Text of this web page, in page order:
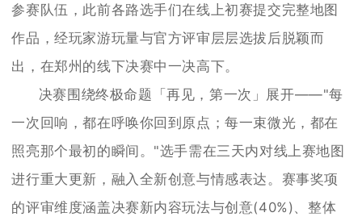
参赛队伍，此前各路选手们在线上初赛提交完整地图
作品，经玩家游玩量与官方评审层层选拔后脱颖而
出，在郑州的线下决赛中一决高下。
决赛围绕终极命题「再见，第一次」展开——"每
一次回响，都在呼唤你回到原点；每一束微光，都在
照亮那个最初的瞬间。"选手需在三天内对线上赛地图
进行重大更新，融入全新创意与情感表达。赛事奖项
的评审维度涵盖决赛新内容玩法与创意(40%)、整体